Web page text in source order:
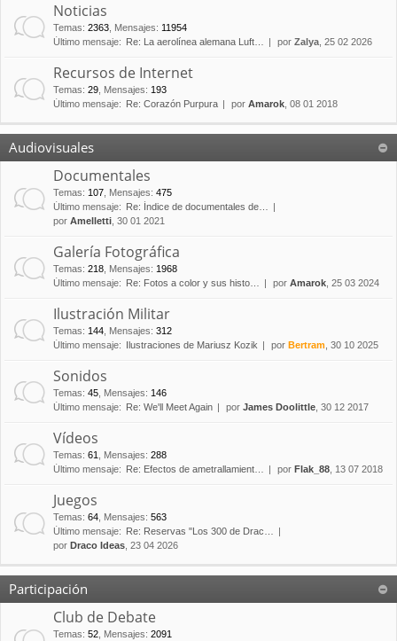
Noticias
Temas: 2363 Mensajes: 11954
Último mensaje:
Re: La aerolínea alemana Luft… por Zalya , 25 02 2026
Recursos de Internet
Temas: 29 Mensajes: 193
Último mensaje:
Re: Corazón Purpura por Amarok , 08 01 2018
Audiovisuales
Documentales
Temas: 107 Mensajes: 475
Último mensaje:
Re: Índice de documentales de…
por Amelletti , 30 01 2021
Galería Fotográfica
Temas: 218 Mensajes: 1968
Último mensaje:
Re: Fotos a color y sus histo… por Amarok , 25 03 2024
Ilustración Militar
Temas: 144 Mensajes: 312
Último mensaje:
Ilustraciones de Mariusz Kozik por Bertram , 30 10 2025
Sonidos
Temas: 45 Mensajes: 146
Último mensaje:
Re: We'll Meet Again por James Doolittle , 30 12 2017
Vídeos
Temas: 61 Mensajes: 288
Último mensaje:
Re: Efectos de ametrallamient… por Flak_88 , 13 07 2018
Juegos
Temas: 64 Mensajes: 563
Último mensaje:
Re: Reservas "Los 300 de Drac…
por Draco Ideas , 23 04 2026
Participación
Club de Debate
Temas: 52 Mensajes: 2091